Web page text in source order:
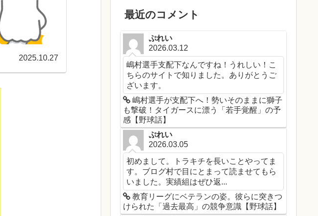
2025.10.27
最近のコメント
ぷれい
2026.03.12
嶋村選手支配下なんですね！うれしい！こ
ちらのサイトで知りました。ありがとうご
ざいます。
嶋村選手が支配下へ！勢いそのままに獅子
も撃破！タイガースに漂う「若手覚醒」の予
感【野球話】
ぷれい
2026.03.05
初めまして。トラキチを長いことやってま
す。ブログ村で目にとまって読ませてもら
いました。実績組はぜひ返...
教育リーグにベテランの姿。彼らに突きつ
けられた「過去最高」の競争意識【野球話】